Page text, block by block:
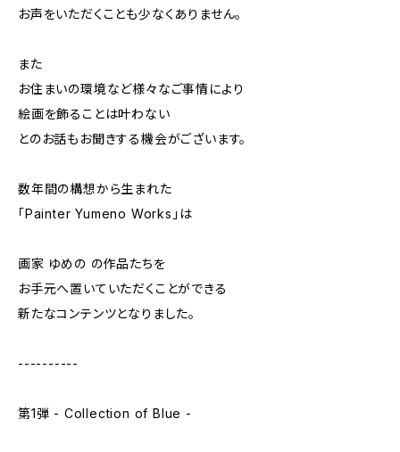
お声をいただくことも少なくありません。
また
お住まいの環境など様々なご事情により
絵画を飾ることは叶わない
とのお話もお聞きする機会がございます。
数年間の構想から生まれた
「Painter Yumeno Works」は
画家 ゆめの の作品たちを
お手元へ置いていただくことができる
新たなコンテンツとなりました。
----------
第1弾 - Collection of Blue -